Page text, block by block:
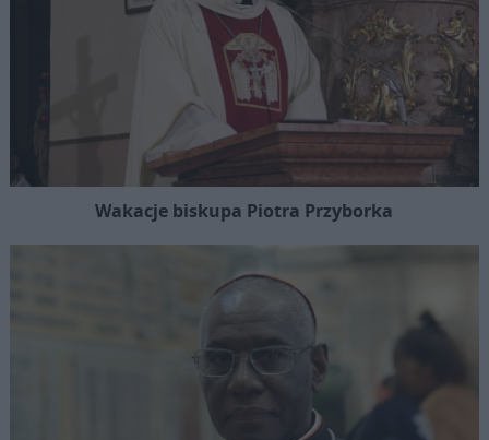
Wakacje biskupa Piotra Przyborka